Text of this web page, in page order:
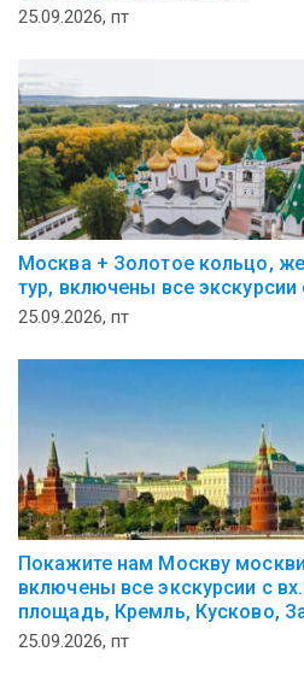
25.09.2026, пт
Москва + Золотое кольцо,
тур, включены все экскурсии
25.09.2026, пт
Покажите нам Москву
включены все экскурсии с
площадь, Кремль, Кусково,
25.09.2026, пт